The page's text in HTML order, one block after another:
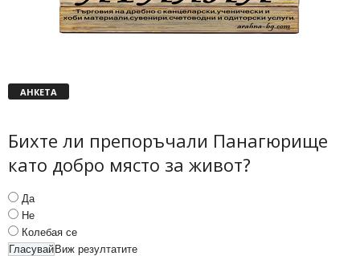
АНКЕТА
Бихте ли препоръчали Панагюрище
като добро място за живот?
Да
Не
Колебая се
Виж резултатите